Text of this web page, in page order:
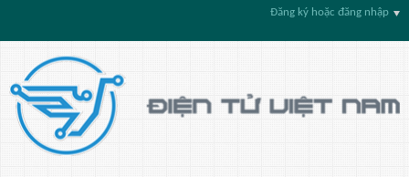
Đăng ký hoặc đăng nhập